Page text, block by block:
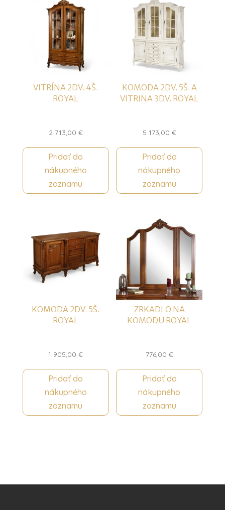
VITRÍNA 2DV. 4Š.
ROYAL
2 713,00 €
Pridať do
nákupného
zoznamu
KOMODA 2DV. 5Š. A
VITRINA 3DV. ROYAL
5 173,00 €
Pridať do
nákupného
zoznamu
KOMODA 2DV. 5Š.
ROYAL
1 905,00€
Pridať do
nákupného
zoznamu
ZRKADLO NA
KOMODU ROYAL
776,00 €
Pridať do
nákupného
zoznamu